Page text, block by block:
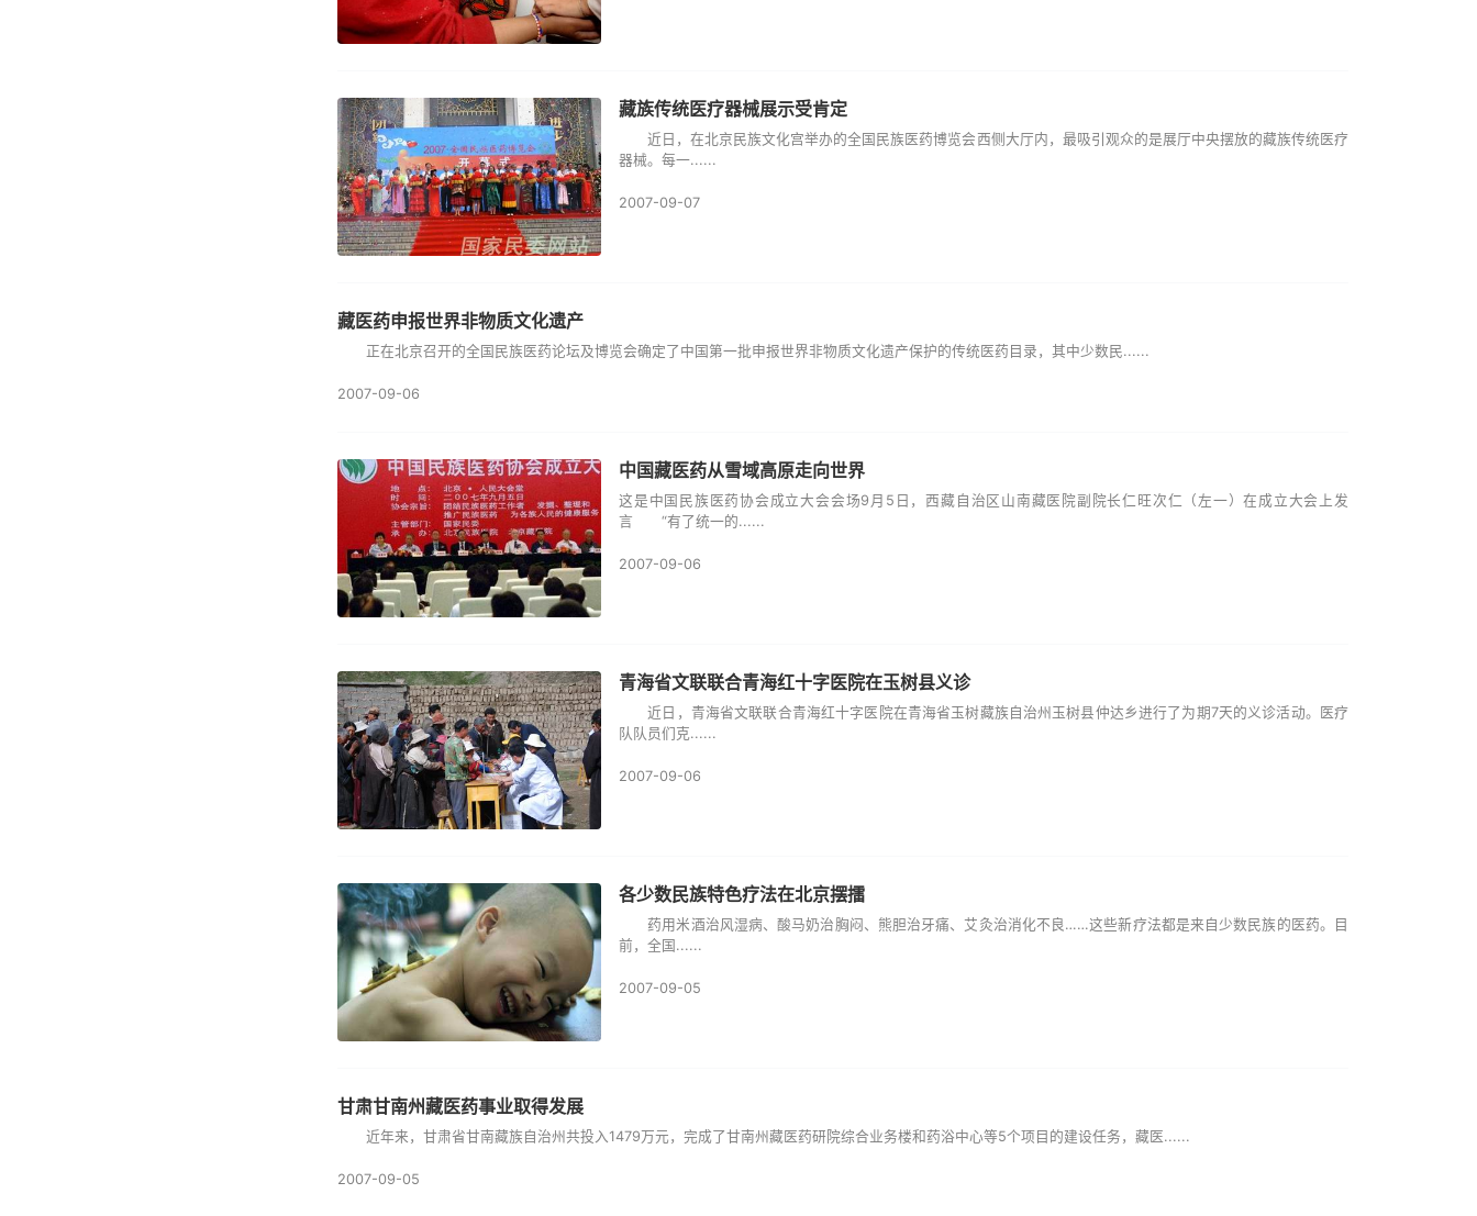
藏族传统医疗器械展示受肯定
近日，在北京民族文化宫举办的全国民族医药博览会西侧大厅内，最吸引观众的是展厅中央摆放的藏族传统医疗
器械。每一......
2007-09-07
藏医药申报世界非物质文化遗产
正在北京召开的全国民族医药论坛及博览会确定了中国第一批申报世界非物质文化遗产保护的传统医药目录，其中少数民......
2007-09-06
中国藏医药从雪域高原走向世界
这是中国民族医药协会成立大会会场9月5日，西藏自治区山南藏医院副院长仁旺次仁（左一）在成立大会上发
言 “有了统一的......
2007-09-06
青海省文联联合青海红十字医院在玉树县义诊
近日，青海省文联联合青海红十字医院在青海省玉树藏族自治州玉树县仲达乡进行了为期7天的义诊活动。医疗
队队员们克......
2007-09-06
各少数民族特色疗法在北京摆擂
药用米酒治风湿病、酸马奶治胸闷、熊胆治牙痛、艾灸治消化不良……这些新疗法都是来自少数民族的医药。目
前，全国......
2007-09-05
甘肃甘南州藏医药事业取得发展
近年来，甘肃省甘南藏族自治州共投入1479万元，完成了甘南州藏医药研院综合业务楼和药浴中心等5个项目的建设任务，藏医......
2007-09-05